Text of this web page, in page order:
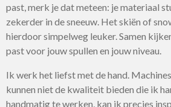
past, merk je dat meteen: je materiaal
zekerder in de sneeuw. Het skiën of
hierdoor simpelweg leuker. Samen
past voor jouw spullen en jouw niveau.
Ik werk het liefst met de hand.
kunnen niet de kwaliteit bieden die ik
handmatig te werken, kan ik precies